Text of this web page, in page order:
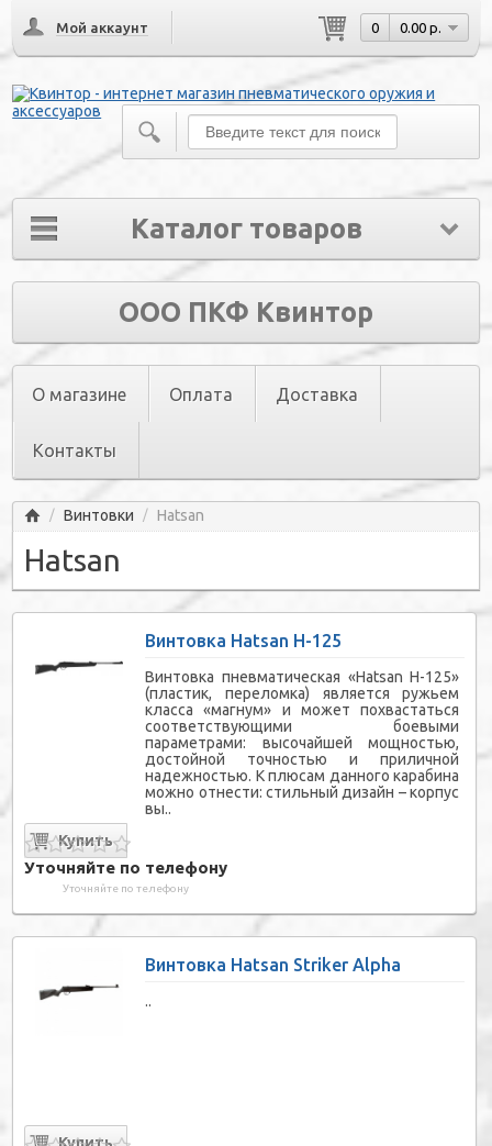
Мой аккаунт 0 0.00 р.
Каталог товаров
ООО ПКФ Квинтор
О магазине Оплата Доставка
Контакты
Главная
/ Винтовки / Hatsan
Hatsan
Винтовка Hatsan H-125
Винтовка пневматическая «Hatsan H-125»
(пластик, переломка) является ружьем
класса «магнум» и может похвастаться
соответствующими боевыми
параметрами: высочайшей мощностью,
достойной точностью и приличной
надежностью. К плюсам данного карабина
можно отнести: стильный дизайн – корпус
вы..
Уточняйте по телефону
Уточняйте по телефону
Винтовка Hatsan Striker Alpha
..